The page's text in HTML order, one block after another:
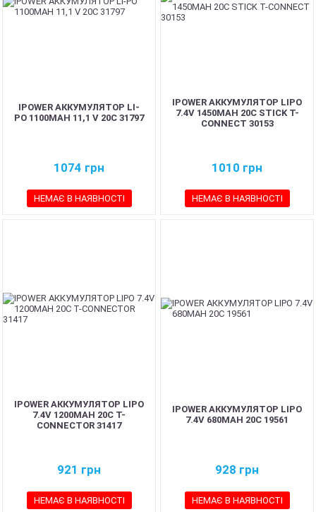
IPOWER АККУМУЛЯТОР LI-
PO 1100MAH 11,1 V 20C 31797
1074 грн
НЕМАЄ В НАЯВНОСТІ
IPOWER АККУМУЛЯТОР LIPO
7.4V 1450MAH 20C STICK T-
CONNECT 30153
1010 грн
НЕМАЄ В НАЯВНОСТІ
IPOWER АККУМУЛЯТОР LIPO
7.4V 1200MAH 20C T-
CONNECTOR 31417
921 грн
НЕМАЄ В НАЯВНОСТІ
IPOWER АККУМУЛЯТОР LIPO
7.4V 680MAH 20C 19561
928 грн
НЕМАЄ В НАЯВНОСТІ